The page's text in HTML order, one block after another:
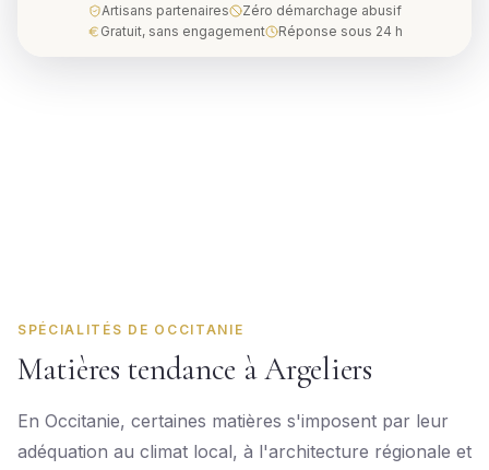
Artisans partenaires
Zéro démarchage abusif
Gratuit, sans engagement
Réponse sous 24 h
SPÉCIALITÉS DE OCCITANIE
Matières tendance à Argeliers
En Occitanie, certaines matières s'imposent par leur
adéquation au climat local, à l'architecture régionale et